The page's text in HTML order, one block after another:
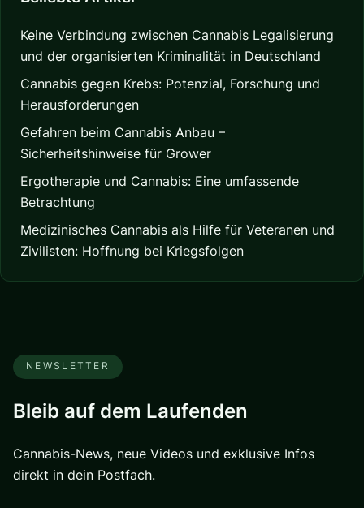
Keine Verbindung zwischen Cannabis Legalisierung
und der organisierten Kriminalität in Deutschland
Cannabis gegen Krebs: Potenzial, Forschung und
Herausforderungen
Gefahren beim Cannabis Anbau –
Sicherheitshinweise für Grower
Ergotherapie und Cannabis: Eine umfassende
Betrachtung
Medizinisches Cannabis als Hilfe für Veteranen und
Zivilisten: Hoffnung bei Kriegsfolgen
NEWSLETTER
Bleib auf dem Laufenden
Cannabis-News, neue Videos und exklusive Infos
direkt in dein Postfach.